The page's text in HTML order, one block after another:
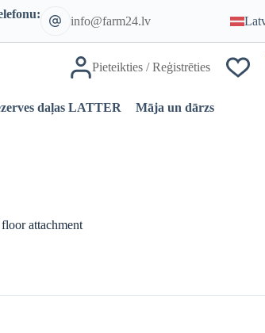
info@farm24.lv
Pieteikties / Reģistrēties
daļas LATTER Māja un dārzs
attachment